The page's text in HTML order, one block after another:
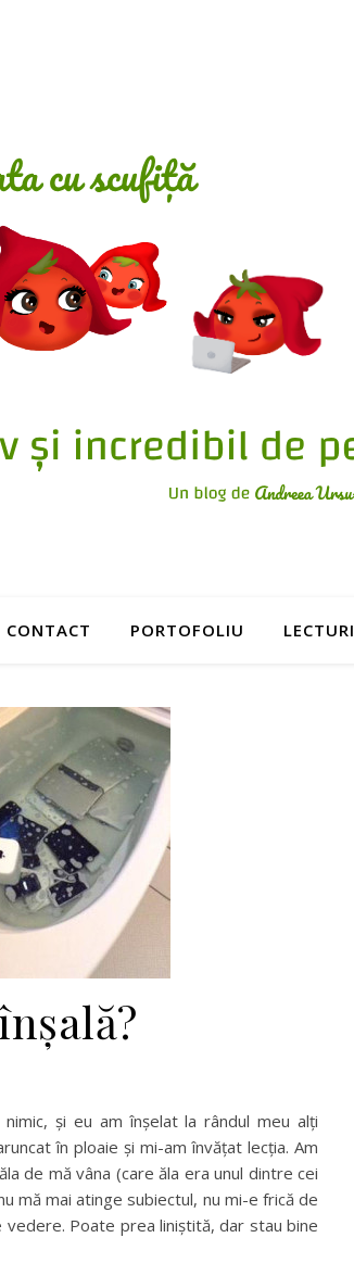
CONTACT PORTOFOLIU LECTURI
și eu am înșelat la rândul meu alți
în ploaie și mi-am învățat lecția. Am
de mă vâna (care ăla era unul dintre cei
mă mai atinge subiectul, nu mi-e frică de
Poate prea liniștită, dar stau bine